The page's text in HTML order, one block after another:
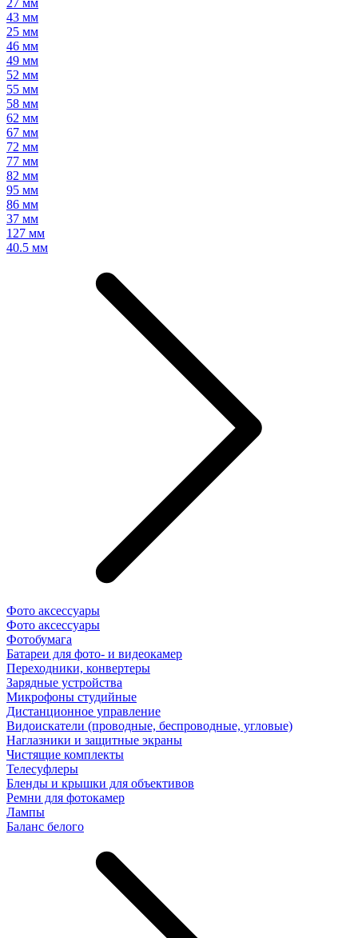
27 мм
43 мм
25 мм
46 мм
49 мм
52 мм
55 мм
58 мм
62 мм
67 мм
72 мм
77 мм
82 мм
95 мм
86 мм
37 мм
127 мм
40.5 мм
Фото аксессуары
Фото аксессуары
Фотобумага
Батареи для фото- и видеокамер
Переходники, конвертеры
Зарядные устройства
Микрофоны студийные
Дистанционное управление
Видоискатели (проводные, беспроводные, угловые)
Наглазники и защитные экраны
Чистящие комплекты
Телесуфлеры
Бленды и крышки для объективов
Ремни для фотокамер
Лампы
Баланс белого